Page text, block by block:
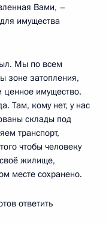
Вами, –
имущества
Мы по всем
зоне затопления,
ценное имущество.
Там, кому нет, у нас
склады под
транспорт,
чтобы человеку
жилище,
месте сохранено.
ответить